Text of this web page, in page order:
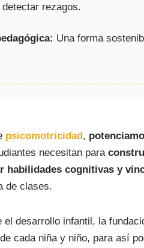
rezagos.
Una forma
psicomotricidad,
necesitan para
habilidades cognitivas y
de clases.
el desarrollo infantil, la
cada niña y niño, para así